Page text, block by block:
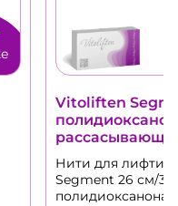
Vitoliften
Нити для
Segment 26 см/30
полидиоксанона